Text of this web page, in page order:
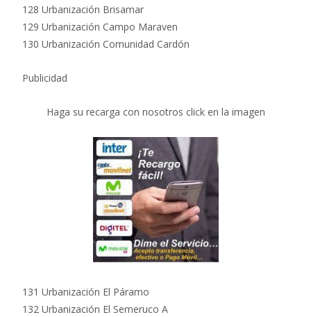
128 Urbanización Brisamar
129 Urbanización Campo Maraven
130 Urbanización Comunidad Cardón
Publicidad
Haga su recarga con nosotros click en la imagen
131 Urbanización El Páramo
132 Urbanización El Semeruco A